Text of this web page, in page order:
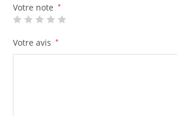
Votre note *
Votre avis *